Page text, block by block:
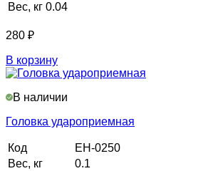
Вес, кг 0.04
280 ₽
В корзину
В наличии
Головка удароприемная
Код
EH-0250
Вес, кг
0.1